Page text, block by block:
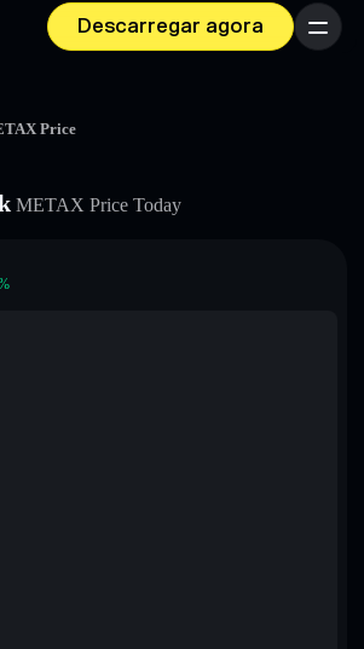
Descarregar agora Menu
Price
METAX Price Today